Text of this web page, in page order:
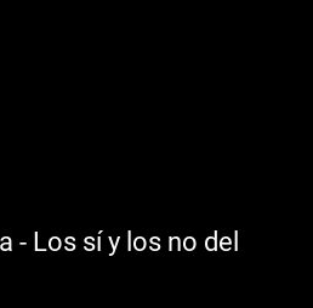
- Los sí y los no del